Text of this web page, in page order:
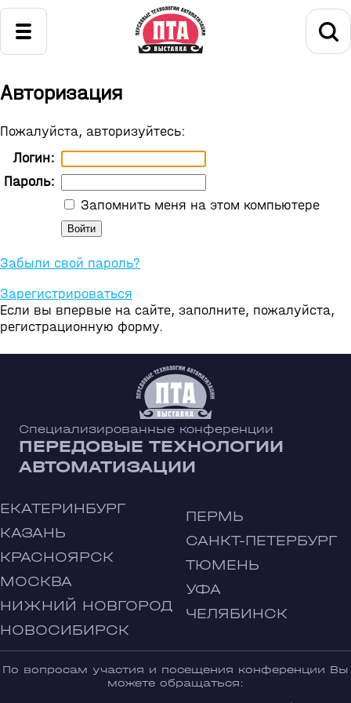
Авторизация
Пожалуйста, авторизуйтесь:
Логин:
Пароль:
Запомнить меня на этом компьютере
Забыли свой пароль?
Зарегистрироваться
Если вы впервые на сайте, заполните, пожалуйста,
регистрационную форму.
Специализированные конференции
ПЕРЕДОВЫЕ ТЕХНОЛОГИИ
АВТОМАТИЗАЦИИ
ЕКАТЕРИНБУРГ
КАЗАНЬ
КРАСНОЯРСК
МОСКВА
НИЖНИЙ НОВГОРОД
НОВОСИБИРСК
ПЕРМЬ
САНКТ-ПЕТЕРБУРГ
ТЮМЕНЬ
УФА
ЧЕЛЯБИНСК
По вопросам участия и посещения конференции Вы
можете обращаться: